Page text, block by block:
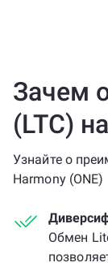
Зачем
(LTC)
Узнайте о
Harmony (ONE)
Обмен